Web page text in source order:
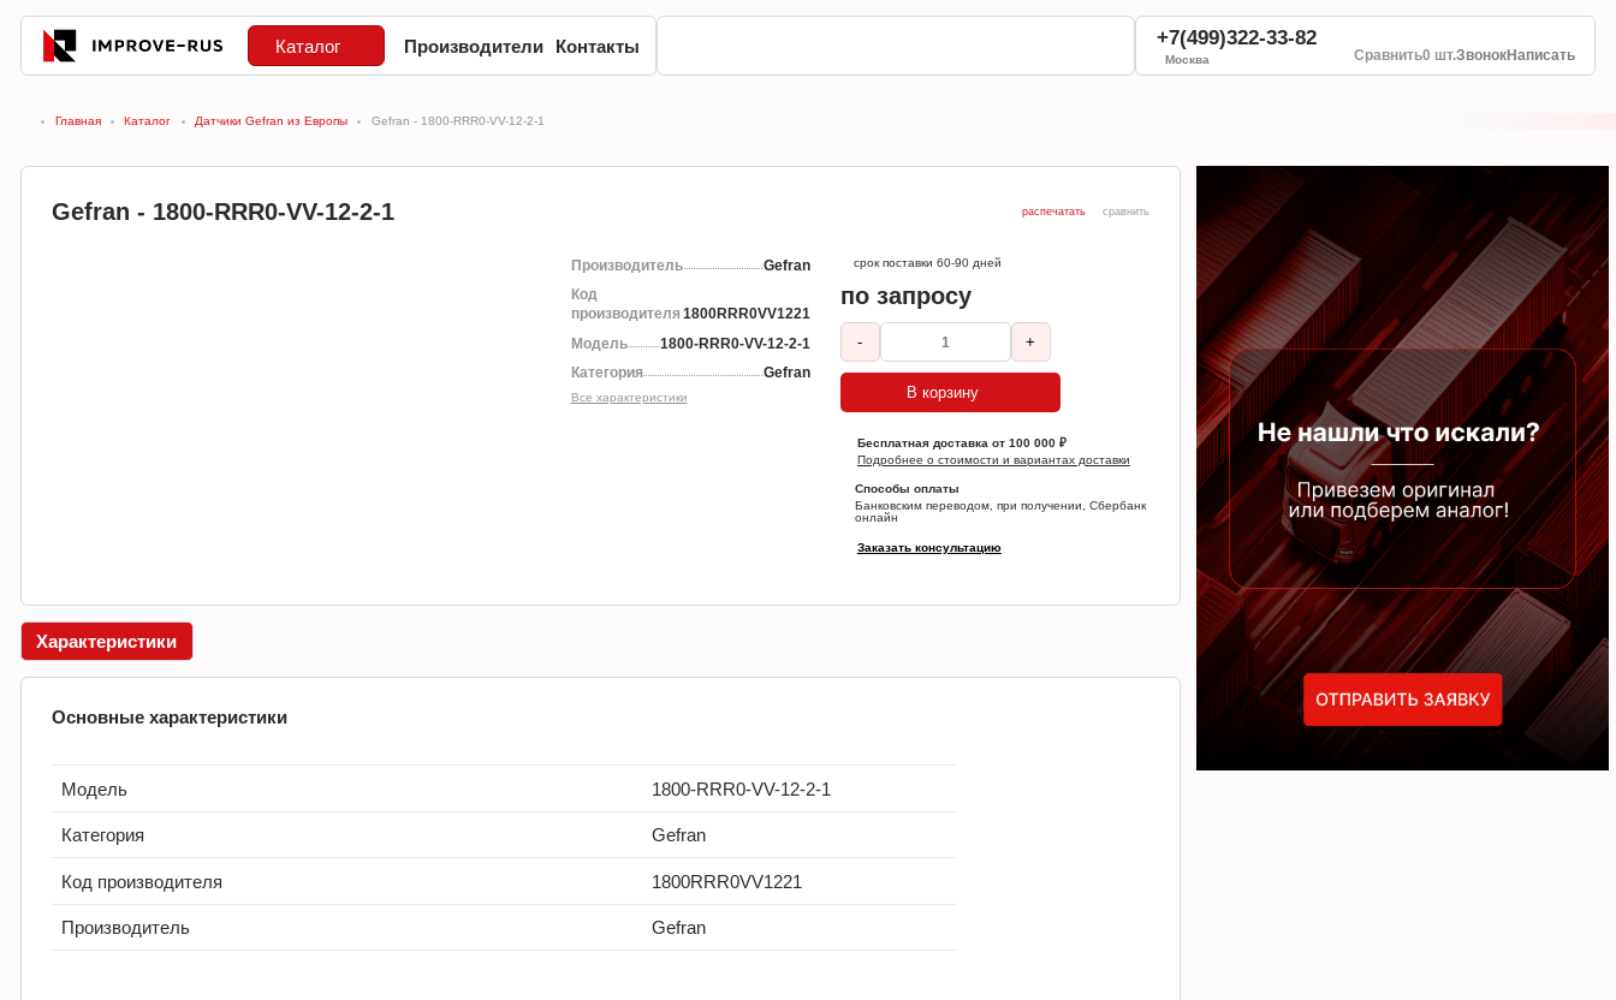
Каталог Производители Контакты +7(499)322-33-82
Москва Сравнить0 шт.ЗвонокНаписать
Главная Каталог Датчики Gefran из Европы Gefran - 1800-RRR0-VV-12-2-1
Gefran - 1800-RRR0-VV-12-2-1 распечатать сравнить
Производитель
Gefran
Код
производителя 1800RRR0VV1221
Модель
1800-RRR0-VV-12-2-1
Категория
Gefran
Все характеристики
срок поставки 60-90 дней
по запросу
- +
В корзину
Бесплатная доставка от 100 000 ₽
Подробнее о стоимости и вариантах доставки
Способы оплаты
Банковским переводом, при получении, Сбербанк
онлайн
Заказать консультацию
Характеристики
Основные характеристики
Модель 1800-RRR0-VV-12-2-1
Категория Gefran
Код производителя 1800RRR0VV1221
Производитель Gefran